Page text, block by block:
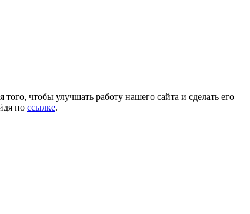
чтобы улучшать работу нашего сайта и сделать его
по ссылке.